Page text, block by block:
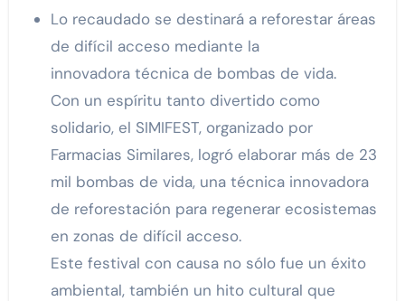
Lo recaudado se destinará a reforestar áreas
de difícil acceso mediante la
innovadora técnica de bombas de vida.
Con un espíritu tanto divertido como
solidario, el SIMIFEST, organizado por
Farmacias Similares, logró elaborar más de 23
mil bombas de vida, una técnica innovadora
de reforestación para regenerar ecosistemas
en zonas de difícil acceso.
Este festival con causa no sólo fue un éxito
ambiental, también un hito cultural que